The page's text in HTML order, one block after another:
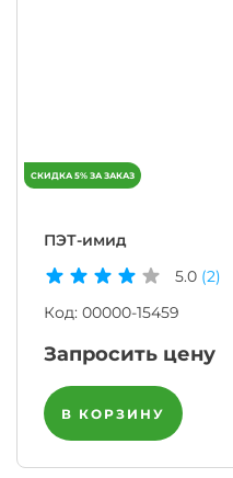
ПЭТ-имид
5.0 (2)
Код: 00000-15459
Запросить цену
В КОРЗИНУ